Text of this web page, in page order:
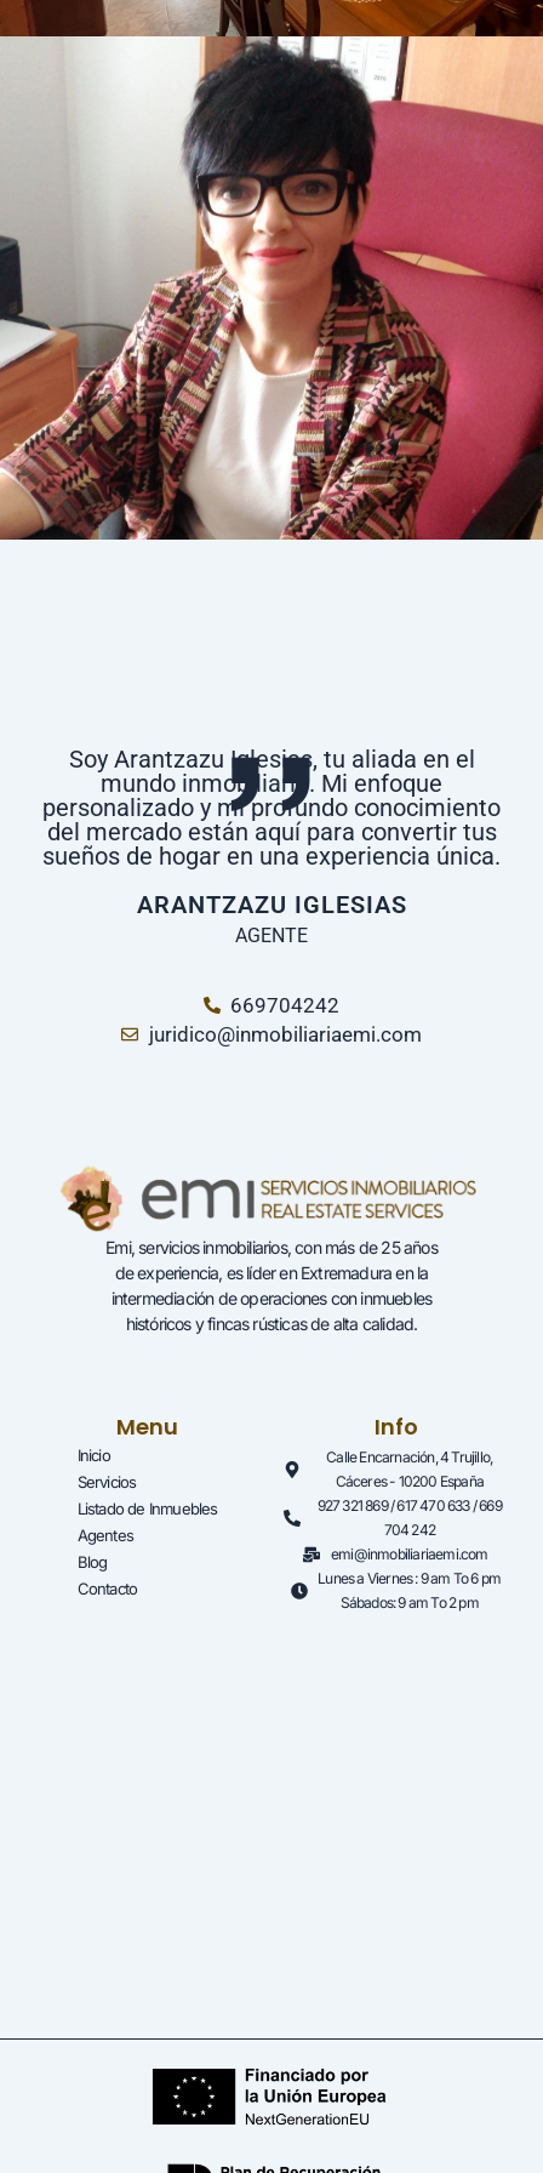
,,
Soy Arantzazu Iglesias, tu aliada en el
mundo inmobiliario. Mi enfoque
personalizado y mi profundo conocimiento
del mercado están aquí para convertir tus
sueños de hogar en una experiencia única.
ARANTZAZU IGLESIAS
AGENTE
669704242
juridico@inmobiliariaemi.com
Emi, servicios inmobiliarios, con más de 25 años
de experiencia, es líder en Extremadura en la
intermediación de operaciones con inmuebles
históricos y fincas rústicas de alta calidad.
Menu
Inicio
Servicios
Listado de Inmuebles
Agentes
Blog
Contacto
Info
Calle Encarnación, 4 Trujillo,
Cáceres - 10200 España
927 321 869 / 617 470 633 / 669
704 242
emi@inmobiliariaemi.com
Lunes a Viernes : 9 am To 6 pm
Sábados: 9 am To 2 pm